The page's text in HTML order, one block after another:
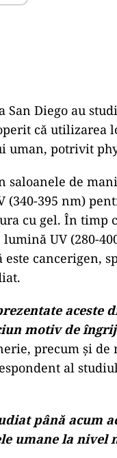
Diego au
că utilizarea
uman, potrivit
de
(340-395 nm)
cu gel. În timp
UV (280-
cancerigen,
aceste
motiv de
precum și de
al
până acum
umane la nivel